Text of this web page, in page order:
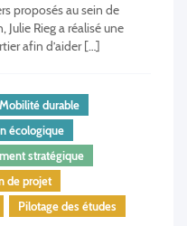
proposés au sein de
Rieg a réalisé une
afin d’aider […]
Mobilité durable
écologique
stratégique
de projet
Pilotage des études